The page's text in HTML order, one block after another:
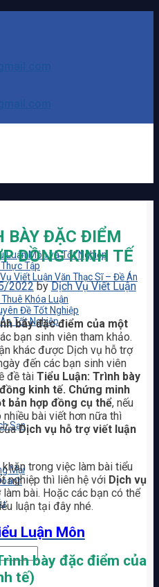
Luận Môn và Tốt Nghiệp
Tập
Viết Luận Văn Thạc Sĩ – Đề Án
Khóa Luận
Đề Tốt Nghiệp
Tốt Nghiệp
Sạn
Mại
BÀY ĐẶC ĐIỂM
ĐỒNG KINH TẾ
2022byDịch Vụ Viết Luận
bày đặc điểm của một
bạn sinh viên tham khảo.
khác được Dịch vụ hỗ trợ
đến các bạn sinh viên
đề tài Tiểu Luận: Trình bày
kinh tế. Chứng minh
bản hợp đồng cụ thể, nếu
bài viết hơn nữa thì
Dịch vụ hỗ trợ viết luận
trong việc làm bài tiểu
nghiệp thì liên hệ vớiDịch vụ
bài. Hoặc các bạn có thể
luận tại đây nhé.
Luận Môn
bày đặc điểm của
tế)